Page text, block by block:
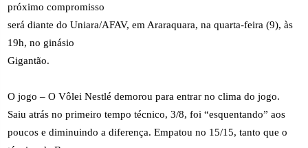
próximo compromisso
será diante do Uniara/AFAV, em Araraquara, na quarta-feira (9), às
19h, no ginásio
Gigantão.
O jogo – O Vôlei Nestlé demorou para entrar no clima do jogo.
Saiu atrás no primeiro tempo técnico, 3/8, foi “esquentando” aos
poucos e diminuindo a diferença. Empatou no 15/15, tanto que o